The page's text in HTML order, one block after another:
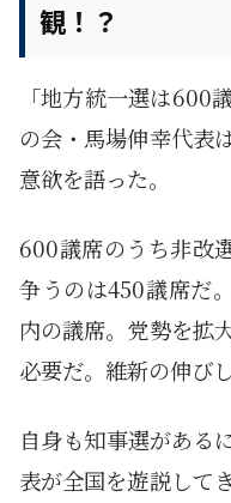
観！？
「地方統一選は600
の会・馬場伸幸代表
意欲を語った。
600議席のうち非改
争うのは450議席だ
内の議席。党勢を拡
必要だ。維新の伸び
自身も知事選がある
表が全国を遊説して